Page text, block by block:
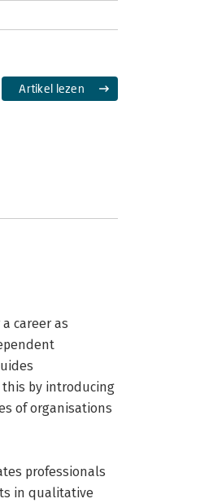
Artikel lezen
career as
this by introducing
of organisations
in qualitative